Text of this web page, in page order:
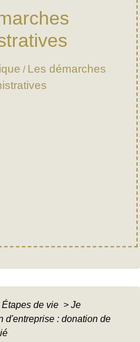
/ Les démarches
Étapes de vie > Je
d'entreprise : donation de